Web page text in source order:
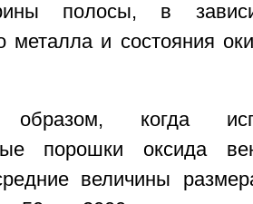
полосы, в
металла и состояния
образом, когда
порошки оксида
величины